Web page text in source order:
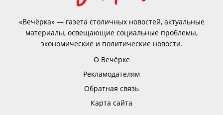
«Вечёрка» — газета столичных новостей, актуальные
материалы, освещающие социальные проблемы,
экономические и политические новости.
О Вечёрке
Рекламодателям
Обратная связь
Карта сайта